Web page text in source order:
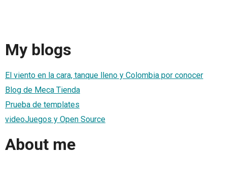
My blogs
El viento en la cara, tanque lleno y Colombia por conocer
Blog de Meca Tienda
Prueba de templates
videoJuegos y Open Source
About me